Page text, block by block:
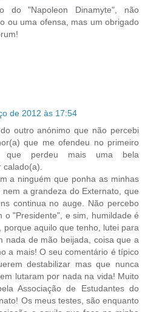
do "Napoleon Dinamyte", não
ou uma ofensa, mas um obrigado
de 2012 às 17:54
outro anónimo que não percebi
que me ofendeu no primeiro
que perdeu mais uma bela
a ninguém que ponha as minhas
a grandeza do Externato, que
continua no auge. Não percebo
o "Presidente", e sim, humildade é
porque aquilo que tenho, lutei para
nada de mão beijada, coisa que a
a mais! O seu comentário é típico
destabilizar mas que nunca
lutaram por nada na vida! Muito
Associação de Estudantes do
Os meus testes, são enquanto